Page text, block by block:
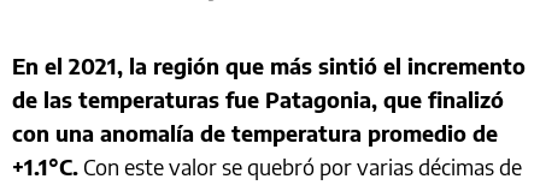
En el 2021, la región que más sintió el incremento
de las temperaturas fue Patagonia, que finalizó
con una anomalía de temperatura promedio de
+1.1°C. Con este valor se quebró por varias décimas de